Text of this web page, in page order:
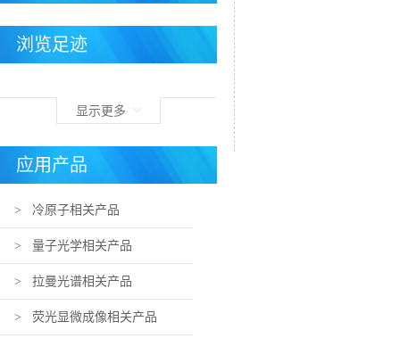
浏览足迹
显示更多
应用产品
> 冷原子相关产品
> 量子光学相关产品
> 拉曼光谱相关产品
> 荧光显微成像相关产品